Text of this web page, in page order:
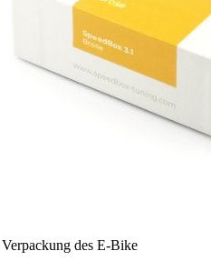
des E-Bike